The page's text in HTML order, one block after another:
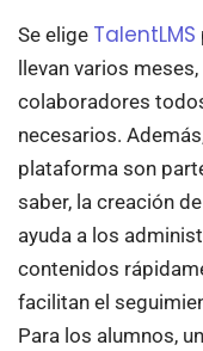
Se elige TalentLMS
llevan varios
colaboradores
necesarios.
plataforma son
saber, la creación
ayuda a los
contenidos
facilitan el
Para los alumnos, un